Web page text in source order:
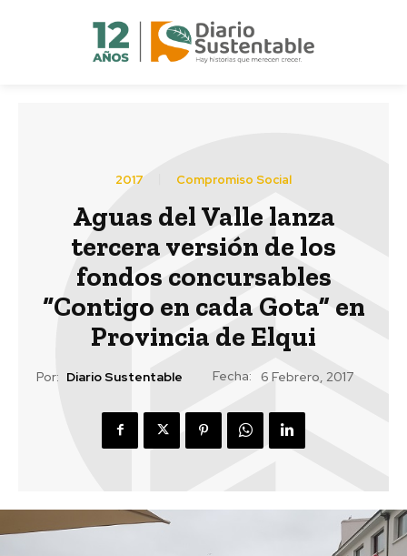
2017 Compromiso Social
Aguas del Valle lanza
tercera versión de los
fondos concursables
“Contigo en cada Gota” en
Provincia de Elqui
Por: Diario Sustentable Fecha: 6 Febrero, 2017